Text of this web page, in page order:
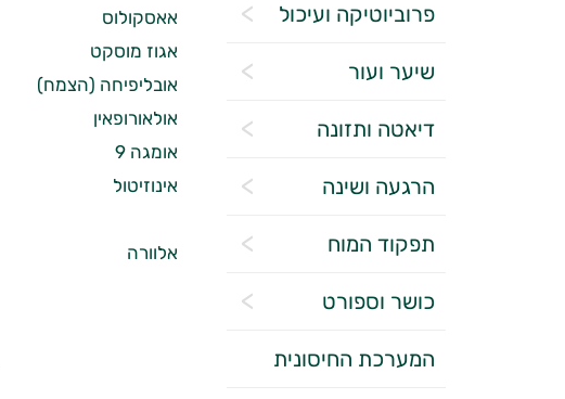
פרוביוטיקה ועיכול
שיער ועור
דיאטה ותזונה
הרגעה ושינה
תפקוד המוח
כושר וספורט
המערכת החיסונית
אאסקולוס
אגוז מוסקט
אובליפיחה (הצמח)
אולאורופאין
אומגה 9
אינוזיטול
אלוורה